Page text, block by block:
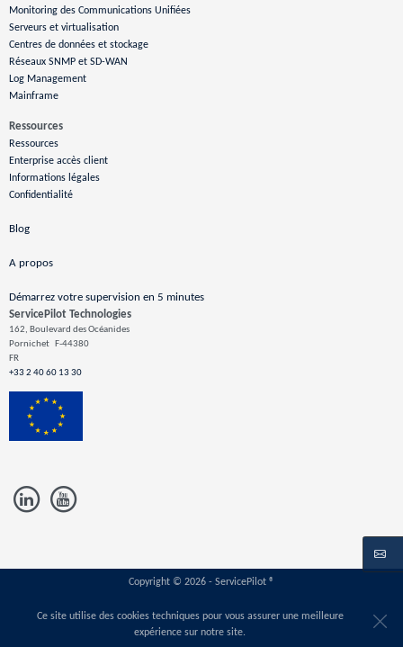
ServicePilot Technologies
162, Boulevard des Océanides
Pornichet
F-44380
FR
+33 2 40 60 13 30
Monitoring des Communications Unifiées
Serveurs et virtualisation
Centres de données et stockage
Réseaux SNMP et SD-WAN
Log Management
Mainframe
Ressources
Ressources
Enterprise accès client
Informations légales
Confidentialité
Blog
A propos
Démarrez votre supervision en 5 minutes
Copyright © 2026 - ServicePilot ®
Ce site utilise des cookies techniques pour vous assurer une meilleure
expérience sur notre site.